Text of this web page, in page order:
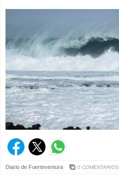
Diario de Fuerteventura 0 COMENTARIOS